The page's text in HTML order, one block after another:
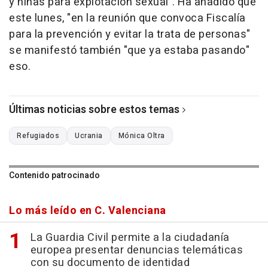
este lunes, "en la reunión que convoca Fiscalía
para la prevención y evitar la trata de personas"
se manifestó también "que ya estaba pasando"
eso.
Últimas noticias sobre estos temas
Refugiados Ucrania Mónica Oltra
Contenido patrocinado
Lo más leído en C. Valenciana
La Guardia Civil permite a la ciudadanía
europea presentar denuncias telemáticas
con su documento de identidad